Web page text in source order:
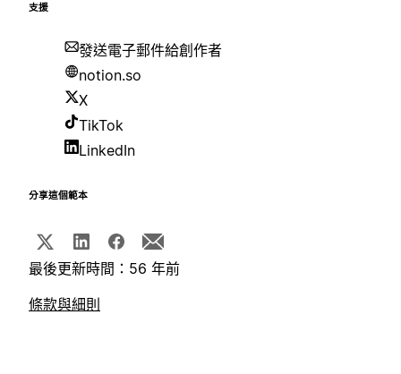
支援
發送電子郵件給創作者
notion.so
X
TikTok
LinkedIn
分享這個範本
最後更新時間：56 年前
條款與細則